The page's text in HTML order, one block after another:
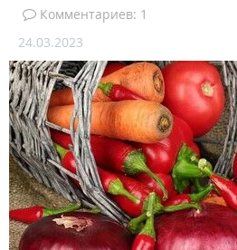
Комментариев: 1
24.03.2023